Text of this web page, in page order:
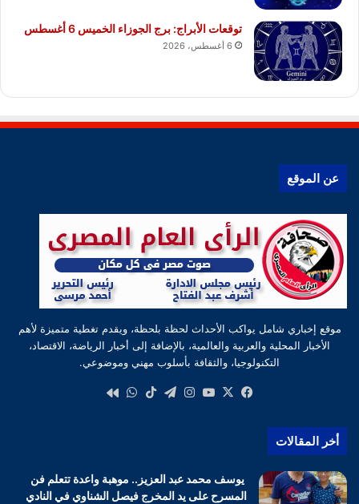
توقعات الأبراج: برج الجوزاء الخميس 6 أغسطس
6 أغسطس، 2026
عن الموقع
موقع إخباري شامل يواكب الأحداث لحظة بلحظة، ويقدم تغطية متميزة لأهم
الأخبار المحلية والعربية والعالمية، بالإضافة إلى أخبار الرياضة، الاقتصاد،
التكنولوجيا، والثقافة بأسلوب مهني وموضوعي.
فيسبوك
‫X
‫YouTube
انستقرام
تيلقرام‫TikTokواتساب
أخر المقالات
يوسف محمد عبد العزيز.. موهبة واعدة تتعلم فن
المسرح على يد المخرج فيصل الشناوي في النادي